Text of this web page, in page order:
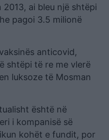
ai bleu një shtëpi
pagoi 3.5 milionë
anticovid,
shtëpi të re me vlerë
luksoze të Mosman
është në
i kompanisë së
kohët e fundit, por